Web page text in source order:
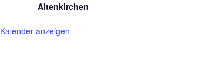
Altenkirchen
Kalender anzeigen